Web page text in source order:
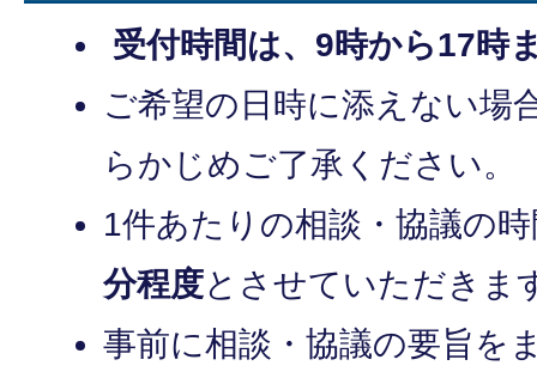
受付時間は、9時から17時
ご希望の日時に添えない場
らかじめご了承ください。
1件あたりの相談・協議の
分程度とさせていただきま
事前に相談・協議の要旨を